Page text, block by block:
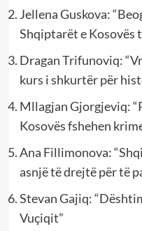
Jellena Guskova:
Shqiptarët e Kosovës
Dragan Trifunoviq:
kurs i shkurtër për
Mllagjan Gjorgjeviq:
Kosovës fshehen
Ana Fillimonova:
asnjë të drejtë për të
Stevan Gajiq:
Vuçiqit”